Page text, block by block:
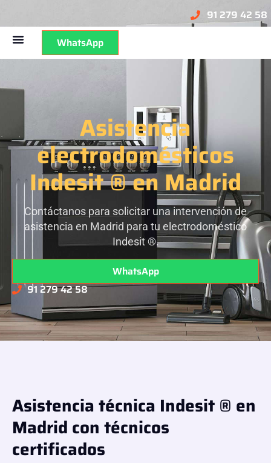
91 279 42 58
WhatsApp
Asistencia
electrodomésticos
Indesit ® en Madrid
Contáctanos para solicitar una intervención de
asistencia en Madrid para tu electrodoméstico
Indesit ®.
WhatsApp
91 279 42 58
Asistencia técnica Indesit ® en
Madrid con técnicos
certificados